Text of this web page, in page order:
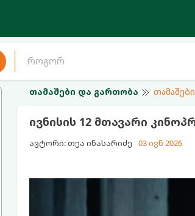
თამაშები და გართობა
ივნისის 12 მთავარი
ავტორი: თეა ინასარიძე 03 ივნ 2026